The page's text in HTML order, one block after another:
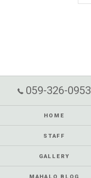
059-326-0953
HOME
STAFF
GALLERY
MAHALO BLOG